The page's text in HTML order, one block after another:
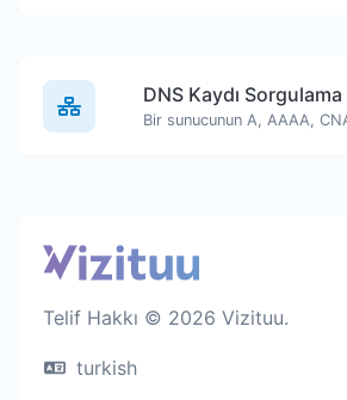
DNS Kaydı Sorgulama
Telif Hakkı © 2026 Vizituu.
turkish